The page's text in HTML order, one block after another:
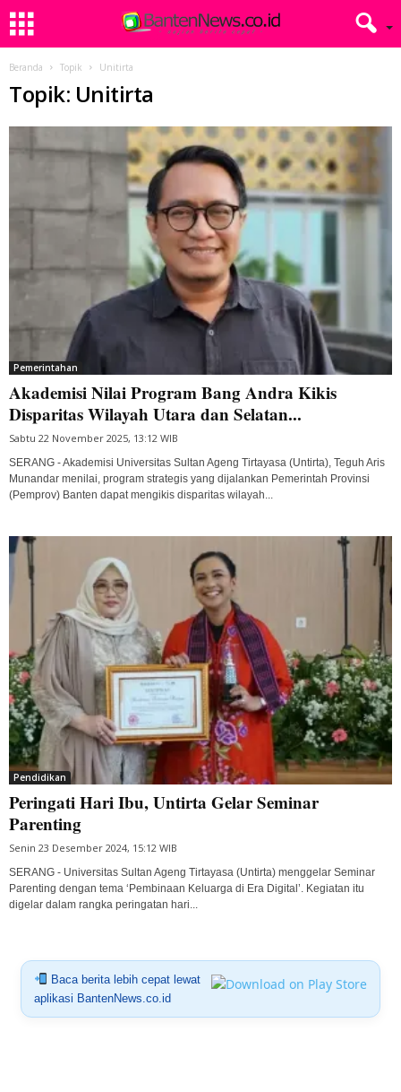
Beranda Topik Unitirta
Topik: Unitirta
Pemerintahan
Akademisi Nilai Program Bang Andra Kikis
Disparitas Wilayah Utara dan Selatan...
Sabtu 22 November 2025, 13:12 WIB
SERANG - Akademisi Universitas Sultan Ageng Tirtayasa (Untirta), Teguh Aris
Munandar menilai, program strategis yang dijalankan Pemerintah Provinsi
(Pemprov) Banten dapat mengikis disparitas wilayah...
Pendidikan
Peringati Hari Ibu, Untirta Gelar Seminar
Parenting
Senin 23 Desember 2024, 15:12 WIB
SERANG - Universitas Sultan Ageng Tirtayasa (Untirta) menggelar Seminar
Parenting dengan tema ‘Pembinaan Keluarga di Era Digital’. Kegiatan itu
digelar dalam rangka peringatan hari...
Baca berita lebih cepat lewat
aplikasi BantenNews.co.id